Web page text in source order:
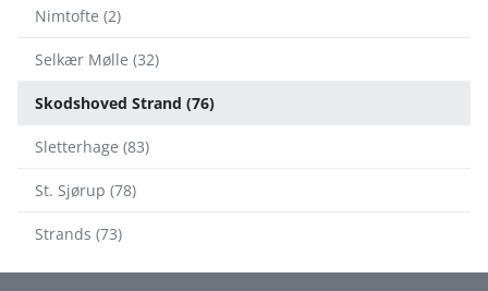
Nimtofte (2)
Selkær Mølle (32)
Skodshoved Strand (76)
Sletterhage (83)
St. Sjørup (78)
Strands (73)